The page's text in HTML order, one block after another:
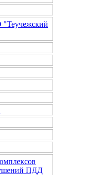
"Теучежский
ПДД